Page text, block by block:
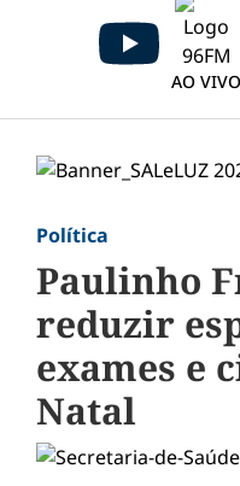
AO VIVO
Política
Paulinho
reduzir
exames e
Natal